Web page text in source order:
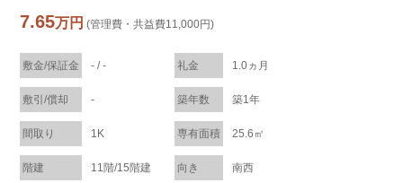
7.65万円 (管理費・共益費11,000円)
敷金/保証金 - / - 礼金 1.0ヵ月
敷引/償却 - 築年数 築1年
間取り 1K 専有面積 25.6㎡
階建 11階/15階建 向き 南西